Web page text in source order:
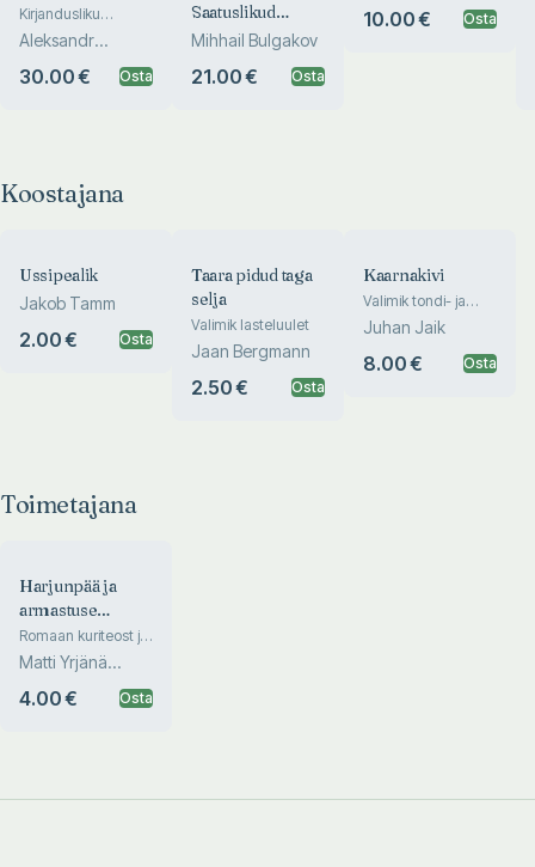
Kirjandusliku
uurimuse katse V-
VI-VII
Aleksandr
30.00 € Osta
Saatuslikud
munad. Koera
Mihhail Bulgakov
21.00 € Osta
10.00 € Osta
Koostajana
Ussipealik
Jakob Tamm
2.00 € Osta
Taara pidud taga
selja
Valimik lasteluulet
Jaan Bergmann
2.50 € Osta
Kaarnakivi
Valimik tondi- ja
loomajutte
Juhan Jaik
8.00 € Osta
Toimetajana
Harjunpää ja
armastuse
seadused
Romaan kuriteost ja
muust
Matti Yrjänä
4.00 € Osta